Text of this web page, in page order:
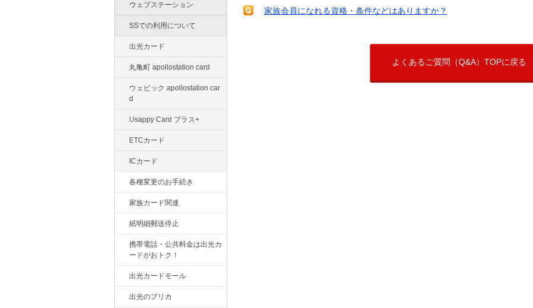
ウェブステーション
SSでの利用について
出光カード
丸亀町 apollostation card
ウェビック apollostation car
d
Usappy Card プラス+
ETCカード
ICカード
各種変更のお手続き
家族カード関連
紙明細郵送停止
携帯電話・公共料金は出光カ
ードがおトク！
出光カードモール
出光のプリカ
家族会員になれる資格・条件などはありますか？
よくあるご質問（Q&A）TOPに戻る